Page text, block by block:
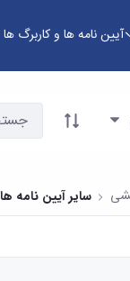
آیین نامه ها و کاربرگ ها
سایر آیین نامه ها